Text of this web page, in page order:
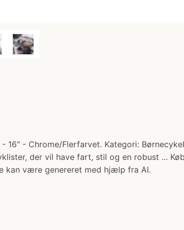
16" - Chrome/Flerfarvet. Kategori:
der vil have fart, stil og en robust ...
kan være genereret med hjælp fra AI.